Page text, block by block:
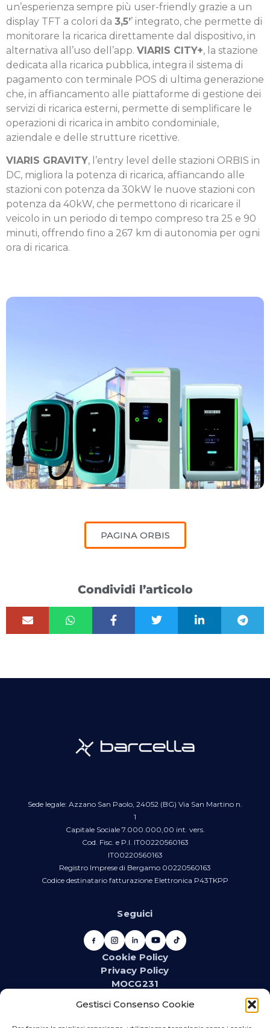
Gestisci Consenso Cookie
un’e­sperienza sempre più user-friendly grazie a un
display TFT a colori da 3,5’’ integrato, che permette di
monitorare la ricarica direttamente dal dispositivo, in
alternativa all’uso dell’app. VIARIS CITY+, la stazione
dedicata alla ricarica pubblica, integra il sistema di
pagamento con terminale POS di ultima generazione
che, in affiancamento alle piat­taforme di gestione dei
servizi di ricarica esterni, permette di semplificare le
operazioni di ricarica in ambito condomi­niale,
aziendale e delle strutture ricettive.
VIARIS GRAVITY, l’entry level delle stazioni ORBIS in
DC, migliora la potenza di ricarica, affiancando alle
stazioni con potenza da 30kW le nuove stazioni con
potenza da 40kW, che permettono di ricaricare il
veicolo in un periodo di tempo compreso tra 25 e 90
minuti, offrendo fino a 267 km di autonomia per ogni
ora di ricarica.
PAGINA ORBIS
Condividi l’articolo
Sede legale: Azzano San Paolo, 24052 (BG) Via San Martino n.
1
Capitale Sociale 7.000.000,00 int. vers.
Cod. Fisc. e P.I. IT00220560163
IT00220560163
Registro Imprese di Bergamo 00220560163
Codice destinatario fatturazione Elettronica P43TKPP
Seguici
Cookie Policy
Privacy Policy
MOCG231
promozioni, eventi e contenuti dedicati.